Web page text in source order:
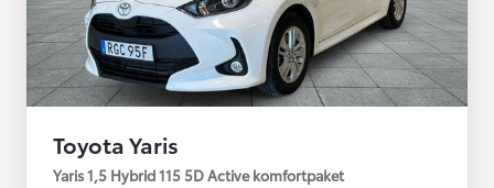
Toyota Yaris
Yaris 1,5 Hybrid 115 5D Active komfortpaket